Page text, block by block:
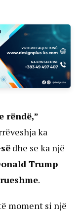
rëndë,”
ka
dhe se ka një
Trump
.
moment si një